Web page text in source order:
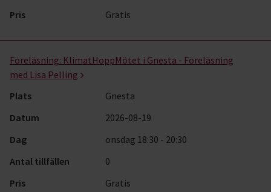
Pris
Gratis
Föreläsning: KlimatHoppMötet i Gnesta - Föreläsning
med Lisa Pelling
Plats
Gnesta
Datum
2026-08-19
Dag
onsdag 18:30 - 20:30
Antal tillfällen
0
Pris
Gratis